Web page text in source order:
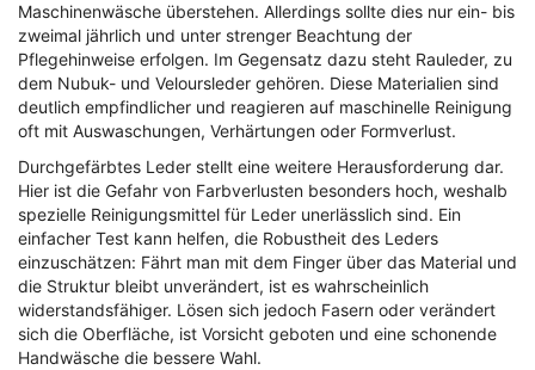
Maschinenwäsche überstehen. Allerdings sollte dies nur ein- bis
zweimal jährlich und unter strenger Beachtung der
Pflegehinweise erfolgen. Im Gegensatz dazu steht Rauleder, zu
dem Nubuk- und Veloursleder gehören. Diese Materialien sind
deutlich empfindlicher und reagieren auf maschinelle Reinigung
oft mit Auswaschungen, Verhärtungen oder Formverlust.
Durchgefärbtes Leder stellt eine weitere Herausforderung dar.
Hier ist die Gefahr von Farbverlusten besonders hoch, weshalb
spezielle Reinigungsmittel für Leder unerlässlich sind. Ein
einfacher Test kann helfen, die Robustheit des Leders
einzuschätzen: Fährt man mit dem Finger über das Material und
die Struktur bleibt unverändert, ist es wahrscheinlich
widerstandsfähiger. Lösen sich jedoch Fasern oder verändert
sich die Oberfläche, ist Vorsicht geboten und eine schonende
Handwäsche die bessere Wahl.